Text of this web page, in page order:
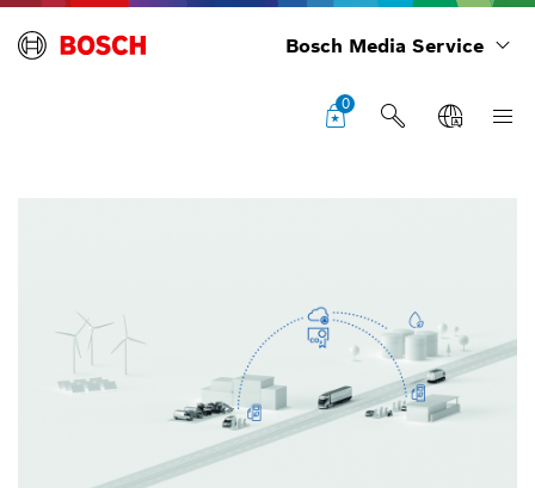
Bosch Media Service
0